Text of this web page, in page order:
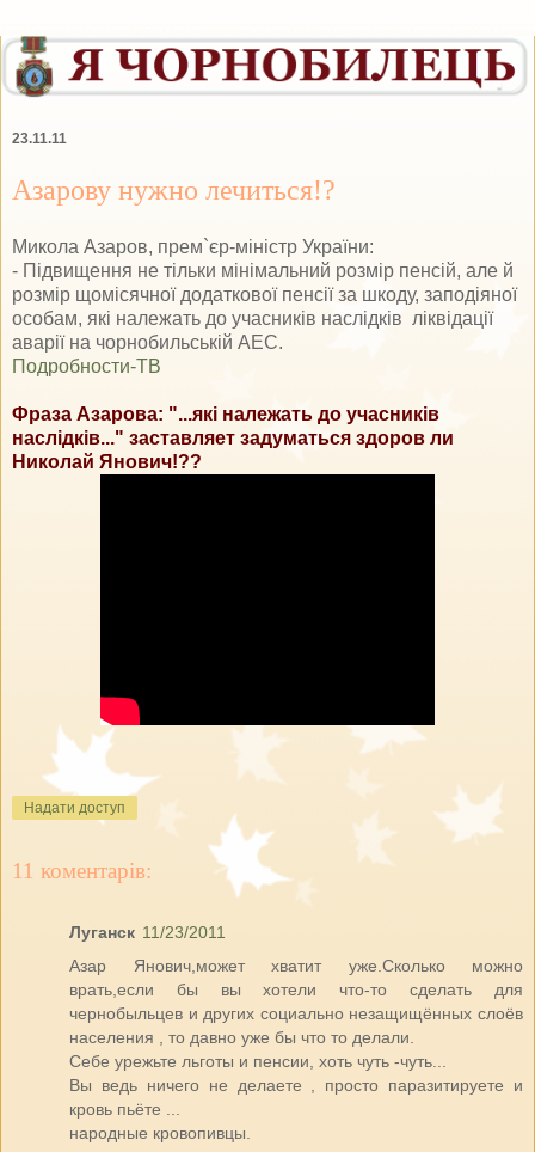
23.11.11
Азарову нужно лечиться!?
Микола Азаров, прем`єр-міністр України:
- Підвищення не тільки мінімальний розмір пенсій, але й
розмір щомісячної додаткової пенсії за шкоду, заподіяної
особам, які належать до учасників наслідків ліквідації
аварії на чорнобильській АЕС.
Подробности-ТВ
Фраза Азарова: "...які належать до учасників
наслідків..." заставляет задуматься здоров ли
Николай Янович!??
Надати доступ
11 коментарів:
Луганск 11/23/2011
Азар Янович,может хватит уже.Сколько можно
врать,если бы вы хотели что-то сделать для
чернобыльцев и других социально незащищённых слоёв
населения , то давно уже бы что то делали.
Себе урежьте льготы и пенсии, хоть чуть -чуть...
Вы ведь ничего не делаете , просто паразитируете и
кровь пьёте ...
народные кровопивцы.